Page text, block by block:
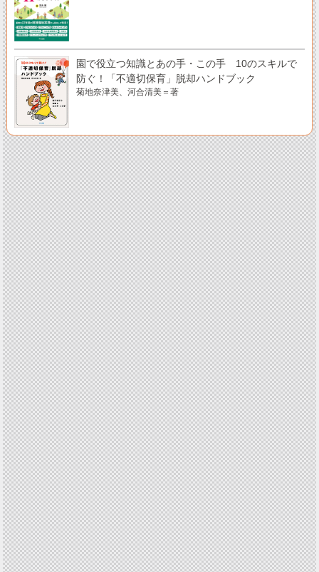
園で役立つ知識とあの手・この手 10のスキルで
防ぐ！「不適切保育」脱却ハンドブック
菊地奈津美、河合清美＝著